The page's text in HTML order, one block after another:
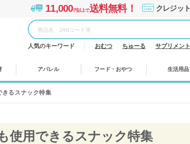
11,000円以上で送料無料！ クレジッ
人気のキーワード おむつ ちゅーる サプリメント
アパレル フード・おやつ 生活用品
きるスナック特集
使用できるスナック特集